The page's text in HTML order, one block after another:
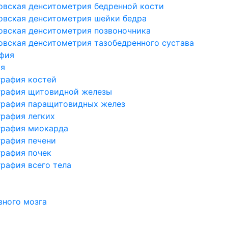
денситометрия бедренной кости
денситометрия шейки бедра
денситометрия позвоночника
денситометрия тазобедренного сустава
костей
щитовидной железы
паращитовидных желез
легких
миокарда
печени
почек
всего тела
мозга